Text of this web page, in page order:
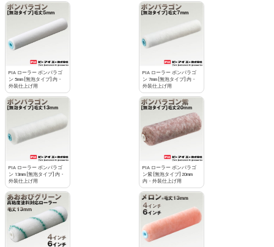
PIA ローラー ボンパラゴ
ン 5mm [無泡タイプ] 内・
外装仕上げ用
PIA ローラー ボンパラゴ
ン 7mm [無泡タイプ] 内・
外装仕上げ用
PIA ローラー ボンパラゴ
ン 13mm [無泡タイプ] 内・
外装仕上げ用
PIA ローラー ボンパラゴ
ン紫 [無泡タイプ] 20mm
内・外装仕上げ用